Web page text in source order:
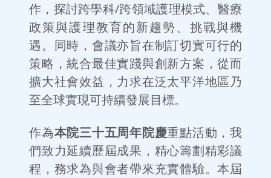
作，探討跨學科/跨領域護理模式、醫療
政策與護理教育的新趨勢、挑戰與機
遇。同時，會議亦旨在制訂切實可行的
策略，統合最佳實踐與創新方案，從而
擴大社會效益，力求在泛太平洋地區乃
至全球實現可持續發展目標。
作為本院三十五周年院慶重點活動，我
們致力延續歷屆成果，精心籌劃精彩議
程，務求為與會者帶來充實體驗。本屆